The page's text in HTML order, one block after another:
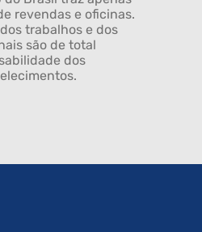
revendas e oficinas.
trabalhos e dos
são de total
dos